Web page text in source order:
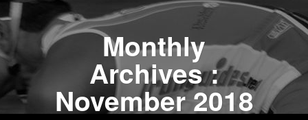
Monthly
Archives :
November 2018